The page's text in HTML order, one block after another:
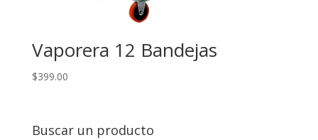
Vaporera 12 Bandejas
$399.00
Buscar un producto